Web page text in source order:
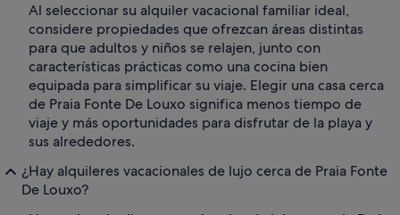
Al seleccionar su alquiler vacacional familiar ideal,
considere propiedades que ofrezcan áreas distintas
para que adultos y niños se relajen, junto con
características prácticas como una cocina bien
equipada para simplificar su viaje. Elegir una casa cerca
de Praia Fonte De Louxo significa menos tiempo de
viaje y más oportunidades para disfrutar de la playa y
sus alrededores.
¿Hay alquileres vacacionales de lujo cerca de Praia Fonte
De Louxo?